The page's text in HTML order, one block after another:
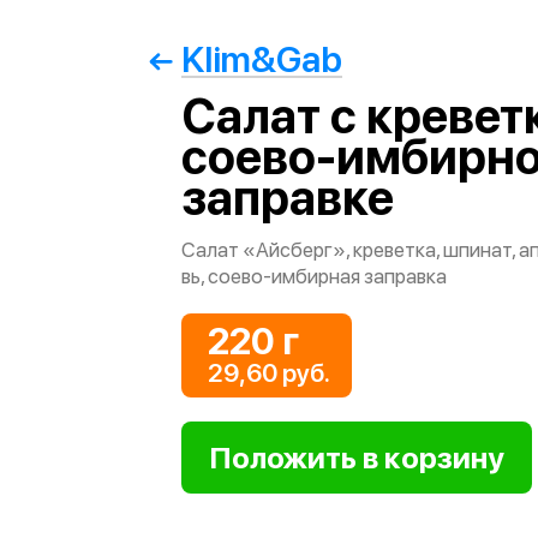
Klim&Gab
Салат с
соево-
заправке
Салат «Айсберг», креветка, шпинат,
вь, соево-имбирная заправка
220 г
29,60 руб.